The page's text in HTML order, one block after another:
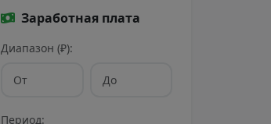
Заработная плата
Диапазон (₽):
Период: